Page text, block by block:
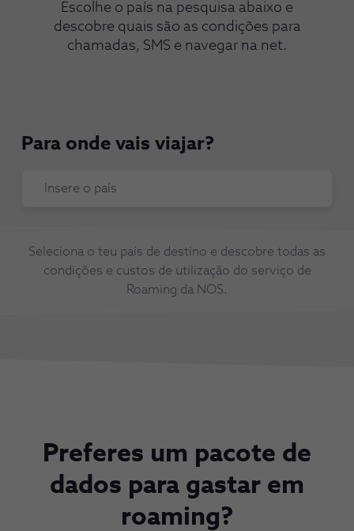
Escolhe o país na pesquisa abaixo e
descobre quais são as condições para
chamadas, SMS e navegar na net.
Para onde vais viajar?
Seleciona o teu país de destino e descobre todas as
condições e custos de utilização do serviço de
Roaming da NOS.
Preferes um pacote de
dados para gastar em
roaming?